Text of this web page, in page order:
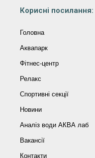
Корисні посилання:
Головна
Аквапарк
Фітнес-центр
Релакс
Спортивні секції
Новини
Аналіз води АКВА лаб​
Вакансії
Контакти